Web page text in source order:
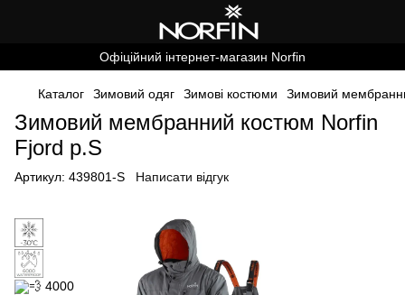
Офіційний інтернет-магазин Norfin
Каталог Зимовий одяг Зимові костюми Зимовий
Зимовий мембранний костюм Norfin
Fjord р.S
Артикул: 439801-S Написати відгук